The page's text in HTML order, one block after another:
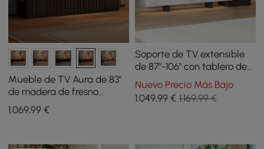
Mueble de TV Aura de 83"
de madera de fresno
acanalada marrón
ahumado con encimera de
1.069,99 €
Soporte de TV extensible
de 87"-106" con tablero de
piedra sinterizada y 5
cajones
Nuevo Precio Más Bajo
1.049,99€ 1.169,99 €